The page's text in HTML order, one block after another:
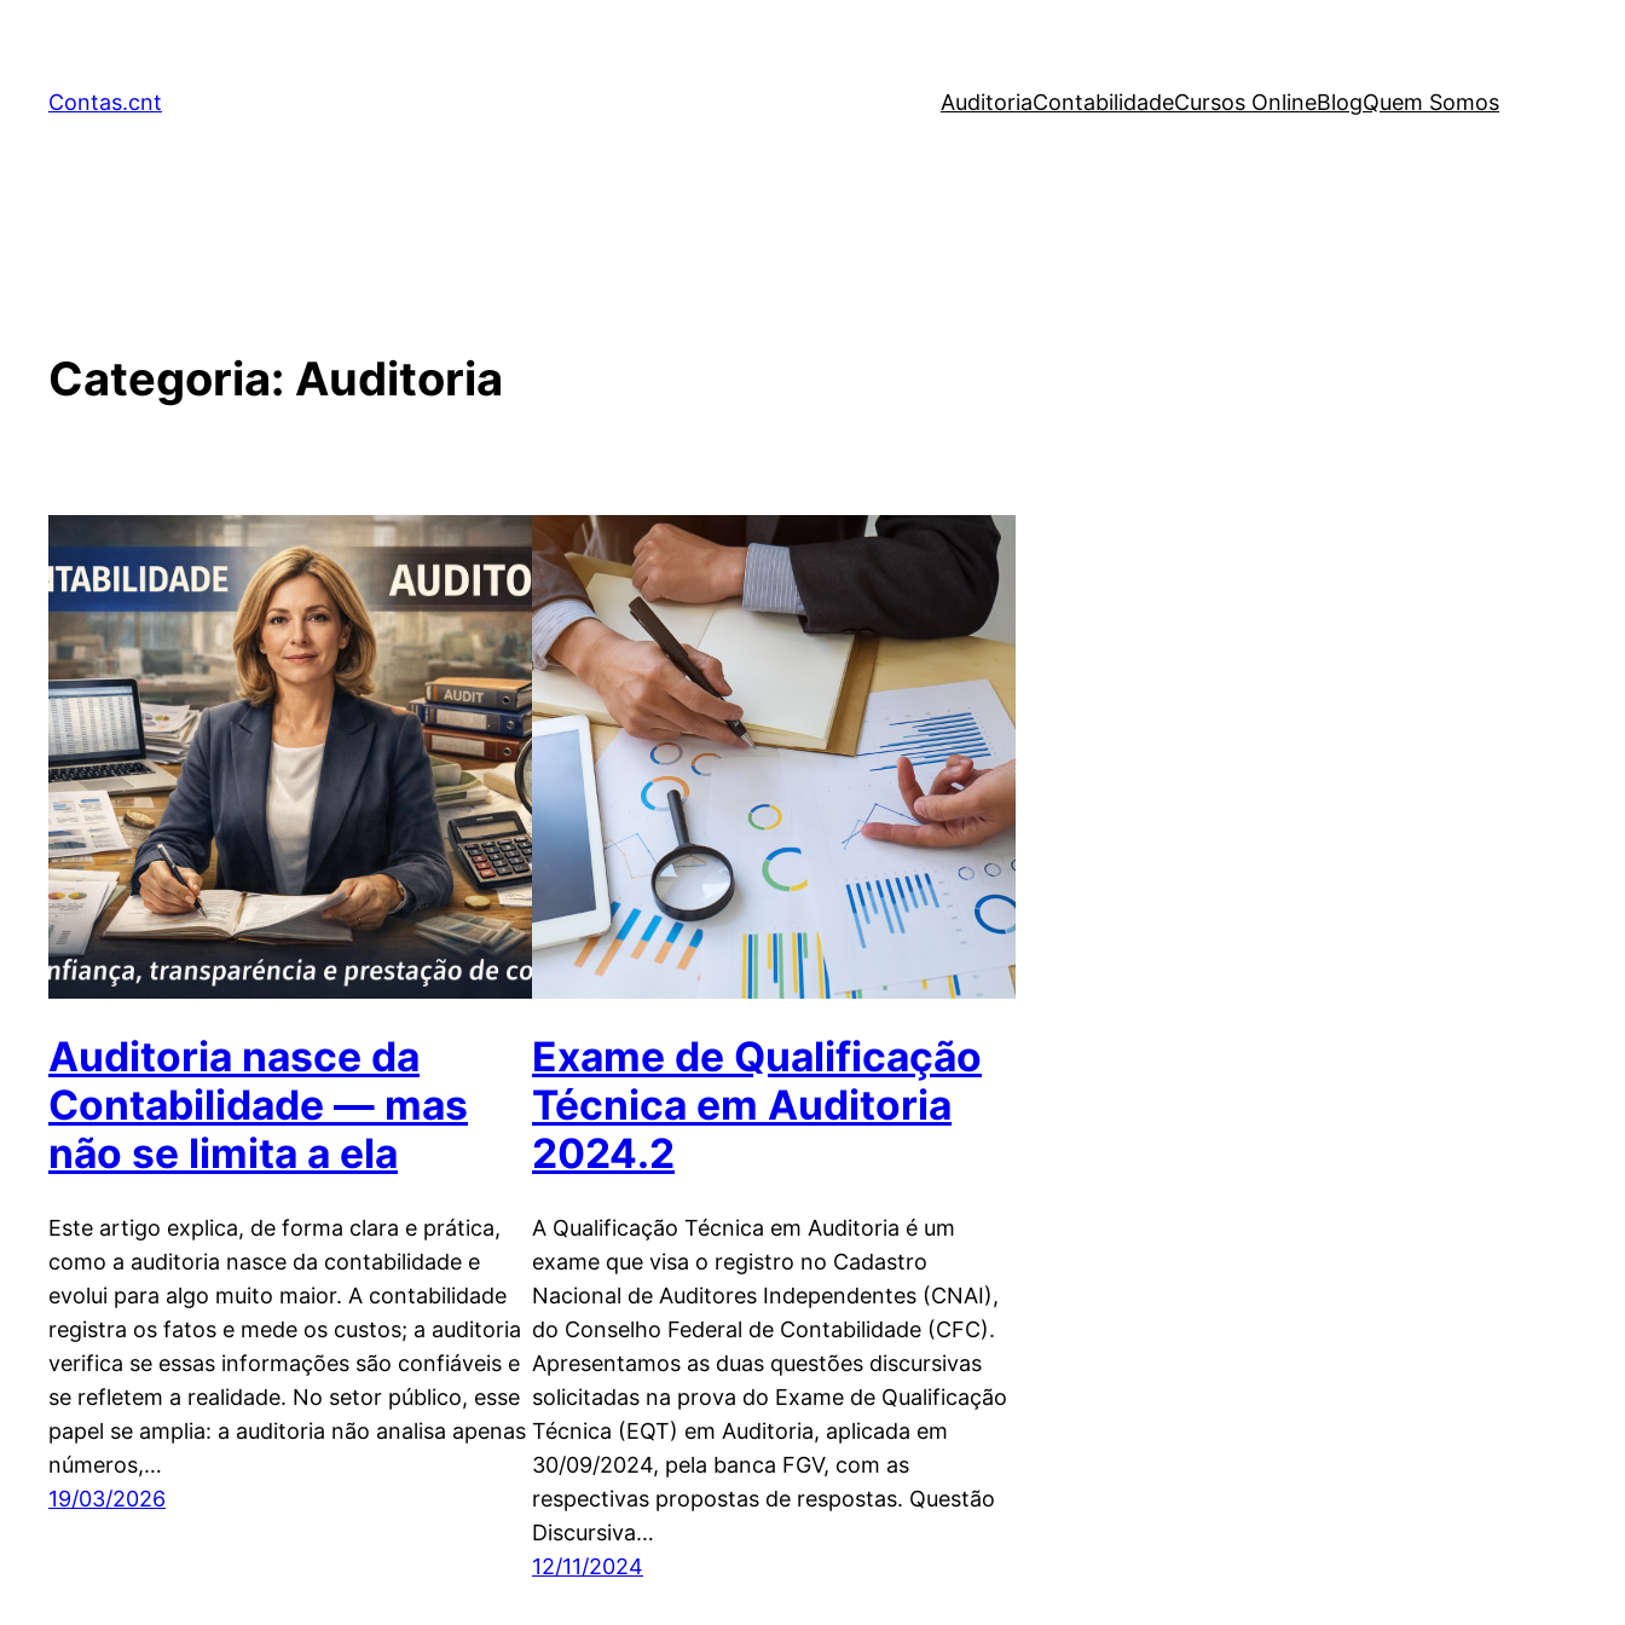
Contas.cnt AuditoriaContabilidadeCursos OnlineBlogQuem Somos
Categoria: Auditoria
Auditoria nasce da
Contabilidade — mas
não se limita a ela
Este artigo explica, de forma clara e prática,
como a auditoria nasce da contabilidade e
evolui para algo muito maior. A contabilidade
registra os fatos e mede os custos; a auditoria
verifica se essas informações são confiáveis e
se refletem a realidade. No setor público, esse
papel se amplia: a auditoria não analisa apenas
números,…
19/03/2026
Exame de Qualificação
Técnica em Auditoria
2024.2
A Qualificação Técnica em Auditoria é um
exame que visa o registro no Cadastro
Nacional de Auditores Independentes (CNAI),
do Conselho Federal de Contabilidade (CFC).
Apresentamos as duas questões discursivas
solicitadas na prova do Exame de Qualificação
Técnica (EQT) em Auditoria, aplicada em
30/09/2024, pela banca FGV, com as
respectivas propostas de respostas. Questão
Discursiva…
12/11/2024